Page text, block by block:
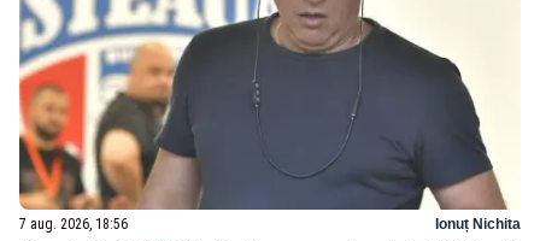
7 aug. 2026, 18:56 Ionuț Nichita